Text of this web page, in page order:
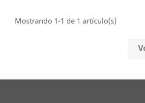
Mostrando 1-1 de 1 artículo(s)